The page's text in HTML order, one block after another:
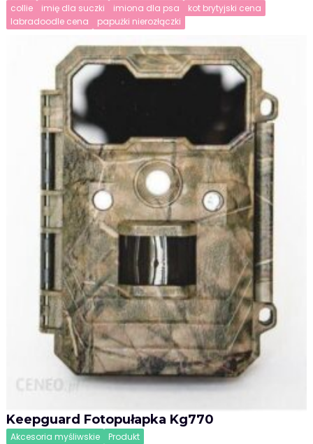
collie imię dla suczki imiona dla psa
kot brytyjski cena
labradoodle cena
papużki nierozłączki
Keepguard Fotopułapka Kg770
Akcesoria myśliwskie Produkt